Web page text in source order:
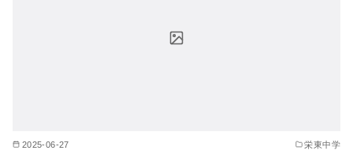
2025-06-27 栄東中学